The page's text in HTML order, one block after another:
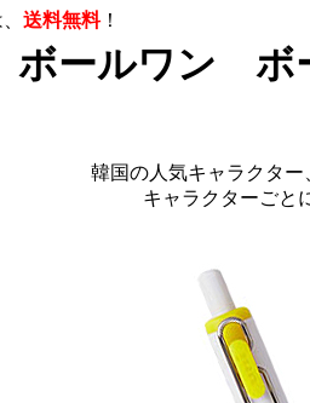
送料無料！
ールワン ボ
韓国の人気キャラクタ
キャラクターごと